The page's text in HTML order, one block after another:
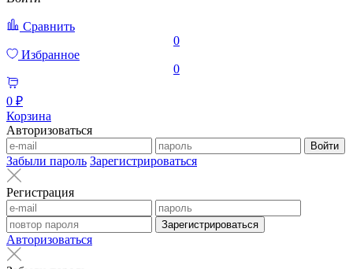
Сравнить
0
Избранное
0
0 ₽
Корзина
Авторизоваться
Войти
Забыли пароль Зарегистрироваться
Регистрация
Зарегистрироваться
Авторизоваться